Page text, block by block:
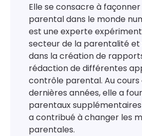
Elle se consacre à
parental dans le monde
est une experte
secteur de la parentalité et
dans la création de
rédaction de différentes
contrôle parental. Au cours
dernières années, elle a
parentaux
a contribué à changer les
parentales.